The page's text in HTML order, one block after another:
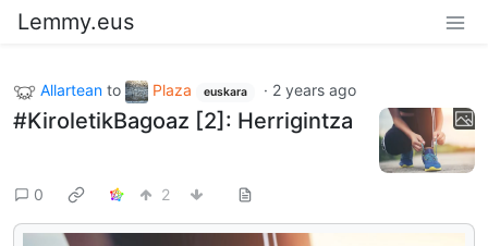
Lemmy.eus
Allartean to Plaza euskara · 2 years ago
#KiroletikBagoaz [2]: Herrigintza
0 2